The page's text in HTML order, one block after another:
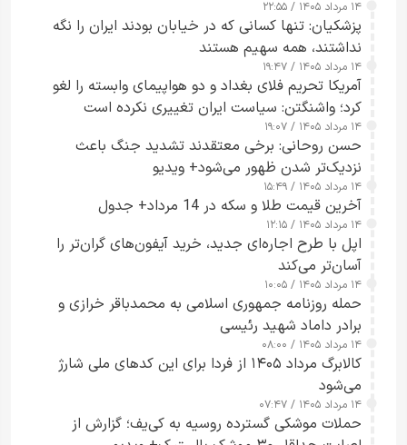
۱۴ مرداد ۱۴۰۵ / ۲۲:۵۵
پزشکیان: تنها کسانی که در خیابان بودند ایران را نگه
نداشتند، همه سهیم هستند
۱۴ مرداد ۱۴۰۵ / ۱۹:۴۷
آمریکا تحریم فلای بغداد و دو هواپیمای وابسته را لغو
کرد؛ واشنگتن: سیاست ایران تغییری نکرده است
۱۴ مرداد ۱۴۰۵ / ۱۹:۰۷
حسن روحانی: برخی معتقدند تشدید جنگ باعث
نزدیک‌تر شدن ظهور می‌شود+ ویدیو
۱۴ مرداد ۱۴۰۵ / ۱۵:۴۹
آخرین قیمت طلا و سکه در 14 مرداد+ جدول
۱۴ مرداد ۱۴۰۵ / ۱۲:۱۵
اپل با طرح اجاره‌ای جدید، خرید آیفون‌های گران‌تر را
آسان‌تر می‌کند
۱۴ مرداد ۱۴۰۵ / ۱۰:۰۵
حمله روزنامه جمهوری اسلامی به محمدباقر خرازی و
برادر داماد شهید رئیسی
۱۴ مرداد ۱۴۰۵ / ۰۸:۰۰
کالابرگ مرداد ۱۴۰۵ از فردا برای این کدهای ملی شارژ
می‌شود
۱۴ مرداد ۱۴۰۵ / ۰۷:۴۷
حملات موشکی گسترده روسیه به کی‌یف؛ گزارش از